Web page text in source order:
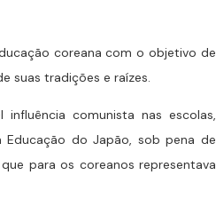
coreana com o objetivo de
suas tradições e raízes.
comunista nas escolas,
do Japão, sob pena de
para os coreanos representava